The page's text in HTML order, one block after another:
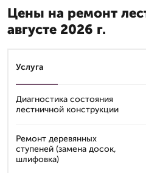
Цены на ремонт
августе 2026 г.
Услуга
Диагностика состояния
лестничной конструкции
Ремонт деревянных
ступеней (замена досок,
шлифовка)